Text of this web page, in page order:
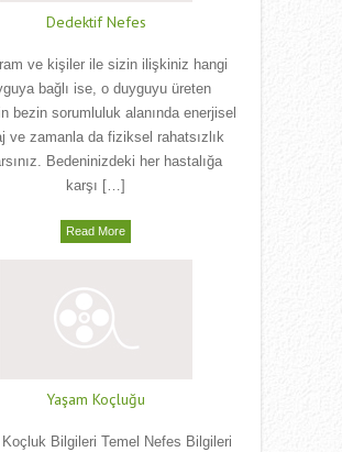
Dedektif Nefes
ve kişiler ile sizin ilişkiniz hangi
bağlı ise, o duyguyu üreten
bezin sorumluluk alanında enerjisel
ve zamanla da fiziksel rahatsızlık
Bedeninizdeki her hastalığa
karşı […]
Read More
Yaşam Koçluğu
Koçluk Bilgileri Temel Nefes Bilgileri